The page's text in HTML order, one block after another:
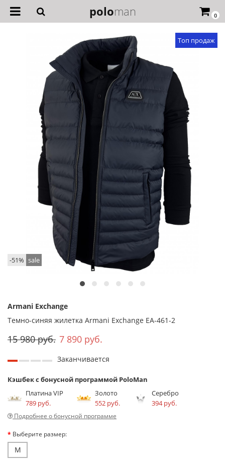
0
poloman
Топ продаж
-51% sale
Armani Exchange
Темно-синяя жилетка Armani Exchange EA-461-2
15 980 руб. 7 890 руб.
Заканчивается
Кэшбек с бонусной программой PoloMan
Платина VIP
789 руб.
Золото
552 руб.
Серебро
394 руб.
Подробнее о бонусной программе
Выберите размер:
M